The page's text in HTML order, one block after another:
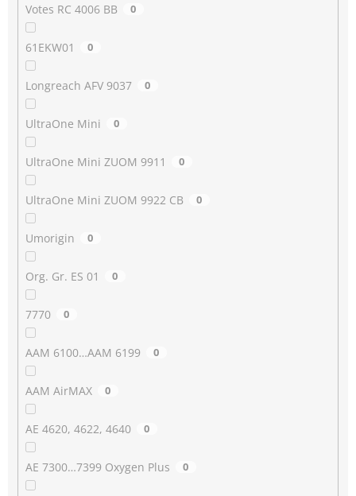
Votes RC 4006 BB 0
61EKW01 0
Longreach AFV 9037 0
UltraOne Mini 0
UltraOne Mini ZUOM 9911 0
UltraOne Mini ZUOM 9922 CB 0
Umorigin 0
Org. Gr. ES 01 0
7770 0
AAM 6100…AAM 6199 0
AAM AirMAX 0
AE 4620, 4622, 4640 0
AE 7300…7399 Oxygen Plus 0